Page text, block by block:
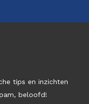
tips en inzichten
beloofd!